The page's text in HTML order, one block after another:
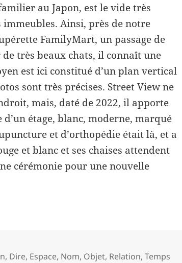
au Japon, est le vide très
Ainsi, près de notre
FamilyMart, un passage de
très beaux chats, il connaît une
est ici constitué d’un plan vertical
sont très précises. Street View ne
mais, daté de 2022, il apporte
étage, blanc, moderne, marqué
et d’orthopédie était là, et a
et blanc et ses chaises attendent
cérémonie pour une nouvelle
, Dire, Espace, Nom, Objet, Relation,Temps